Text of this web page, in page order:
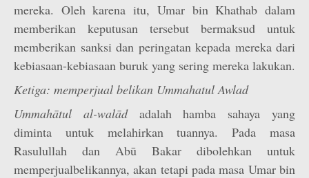
mereka. Oleh karena itu, Umar bin Khathab dalam
memberikan keputusan tersebut bermaksud untuk
memberikan sanksi dan peringatan kepada mereka dari
kebiasaan-kebiasaan buruk yang sering mereka lakukan.
Ketiga: memperjual belikan Ummahatul Awlad
Ummahātul al-walād adalah hamba sahaya yang
diminta untuk melahirkan tuannya. Pada masa
Rasulullah dan Abū Bakar dibolehkan untuk
memperjualbelikannya, akan tetapi pada masa Umar bin